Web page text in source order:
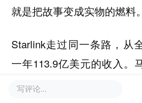
就是把故事变成实物的燃料。
Starlink走过同一条路，从
一年113.9亿美元的收入。
循环能在轨道上再跑一遍。
写评论...